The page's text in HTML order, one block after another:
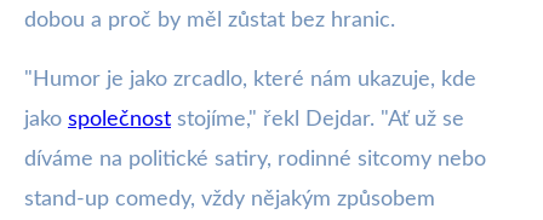
dobou a proč by měl zůstat bez hranic.
"Humor je jako zrcadlo, které nám ukazuje, kde
jako společnost stojíme," řekl Dejdar. "Ať už se
díváme na politické satiry, rodinné sitcomy nebo
stand-up comedy, vždy nějakým způsobem